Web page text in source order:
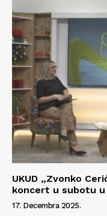
Info
O nama
Kontakt
Impressum
UKUD „Zvonko
koncert u subotu u
17. Decembra 2025.